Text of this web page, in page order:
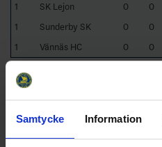
Samtycke Information
1
SK Lejon 0 0
1
Sunderby SK 0 0
1
Vännäs HC 0 0
Schedule
2026-09-
30 00:00